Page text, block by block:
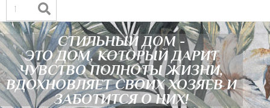
СТИЛЬНЫЙ ДОМ -
ЭТО ДОМ, КОТОРЫЙ ДАРИТ
ЧУВСТВО ПОЛНОТЫ ЖИЗНИ,
ВДОХНОВЛЯЕТ СВОИХ ХОЗЯЕВ И
ЗАБОТИТСЯ О НИХ!